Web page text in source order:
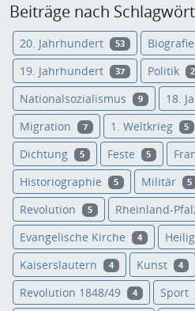
Beiträge nach
20. Jahrhundert 53 Biografie
19. Jahrhundert 37 Politik
Nationalsozialismus 9 18.
Migration 7 1. Weltkrieg 5
Dichtung 5 Feste 5
Historiographie 5 Militär 5
Revolution 5 Rheinland-
Evangelische Kirche 4
Kaiserslautern 4 Kunst 4
Revolution 1848/49 4 Sport